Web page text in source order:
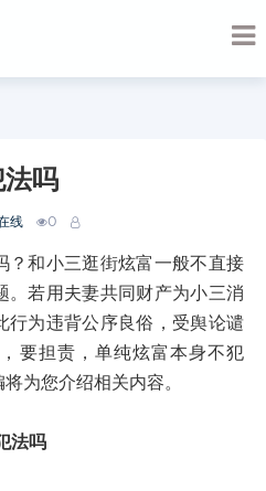
法吗
线 0
和小三逛街炫富一般不直接
。若用夫妻共同财产为小三消
行为违背公序良俗，受舆论谴
要担责，单纯炫富本身不犯
将为您介绍相关内容。
法吗